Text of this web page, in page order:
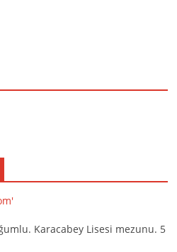
Karacabey Lisesi mezunu. 5